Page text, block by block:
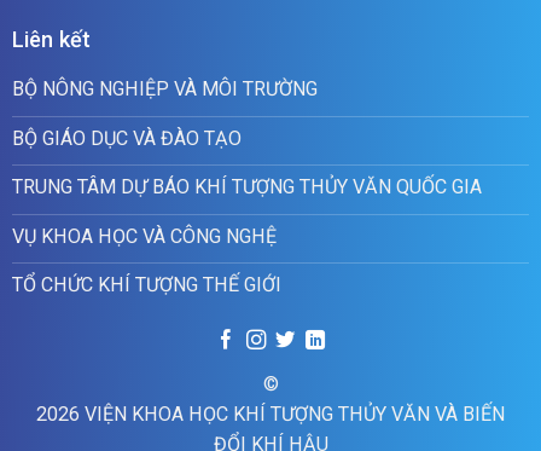
Liên kết
BỘ NÔNG NGHIỆP VÀ MÔI TRƯỜNG
BỘ GIÁO DỤC VÀ ĐÀO TẠO
TRUNG TÂM DỰ BÁO KHÍ TƯỢNG THỦY VĂN QUỐC GIA
VỤ KHOA HỌC VÀ CÔNG NGHỆ
TỔ CHỨC KHÍ TƯỢNG THẾ GIỚI
©
2026 VIỆN KHOA HỌC KHÍ TƯỢNG THỦY VĂN VÀ BIẾN
ĐỔI KHÍ HẬU